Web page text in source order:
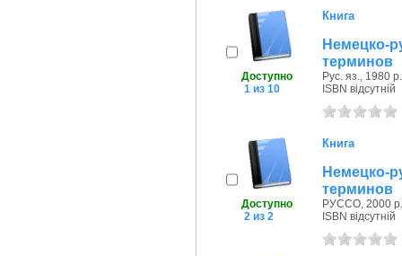
Доступно
1 из 10
Книга
Немецко-
терминов
Рус. яз., 1980 р.
ISBN відсутній
Доступно
2 из 2
Книга
Немецко-
терминов
РУССО, 2000 р.
ISBN відсутній